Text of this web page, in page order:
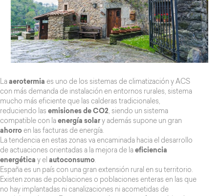
La aerotermia es uno de los sistemas de climatización y ACS
con más demanda de instalación en entornos rurales, sistema
mucho más eficiente que las calderas tradicionales,
reduciendo las emisiones de CO2, siendo un sistema
compatible con la energía solar y además supone un gran
ahorro en las facturas de energía.
La tendencia en estas zonas va encaminada hacia el desarrollo
de actuaciones orientadas a la mejora de la eficiencia
energética y el autoconsumo.
España es un país con una gran extensión rural en su territorio.
Existen zonas de poblaciones o poblaciones enteras en las que
no hay implantadas ni canalizaciones ni acometidas de